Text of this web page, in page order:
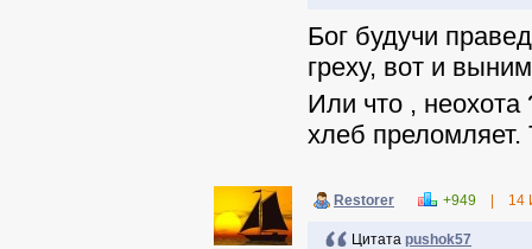
Бог будучи
греху, вот и
Или что , неохота
хлеб преломляет.
Restorer +949 14
Цитата pushok57